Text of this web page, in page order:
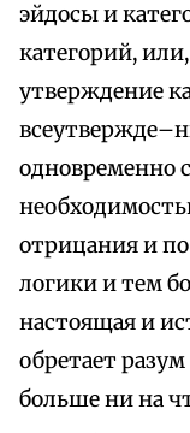
эйдосы и
категорий,
утверждение
одновременно
отрицания и
логики и тем
настоящая и
обретает
больше ни на